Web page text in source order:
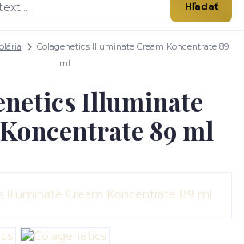
Hľadať
Colagenetics Illuminate Cream Koncentrate 89
ml
Illuminate
89 ml